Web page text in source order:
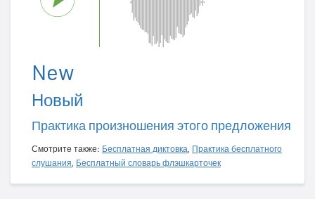
New
Новый
Практика произношения этого предложения
Смотрите также: Бесплатная диктовка, Практика бесплатного
слушания, Бесплатный словарь флэшкарточек